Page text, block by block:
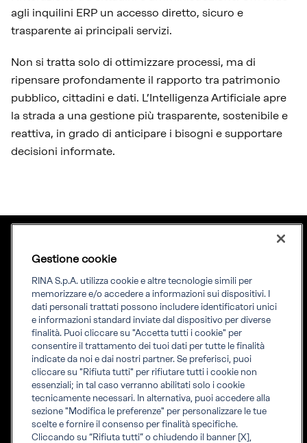
agli inquilini ERP un accesso diretto, sicuro e
trasparente ai principali servizi.
Non si tratta solo di ottimizzare processi, ma di
ripensare profondamente il rapporto tra patrimonio
pubblico, cittadini e dati. L’Intelligenza Artificiale apre
la strada a una gestione più trasparente, sostenibile e
reattiva, in grado di anticipare i bisogni e supportare
decisioni informate.
Priming your future
RINA Prime supporta i propri clienti nella transizione verso un
futuro più evoluto e sostenibile
Informati
Scopri RINA
Info legali
Gestione cookie
RINA S.p.A. utilizza cookie e altre tecnologie simili per
memorizzare e/o accedere a informazioni sui dispositivi. I
dati personali trattati possono includere identificatori unici
e informazioni standard inviate dal dispositivo per diverse
finalità. Puoi cliccare su "Accetta tutti i cookie" per
consentire il trattamento dei tuoi dati per tutte le finalità
indicate da noi e dai nostri partner. Se preferisci, puoi
cliccare su "Rifiuta tutti" per rifiutare tutti i cookie non
essenziali; in tal caso verranno abilitati solo i cookie
tecnicamente necessari. In alternativa, puoi accedere alla
sezione "Modifica le preferenze" per personalizzare le tue
scelte e fornire il consenso per finalità specifiche.
Cliccando su “Rifiuta tutti” o chiudendo il banner [X],